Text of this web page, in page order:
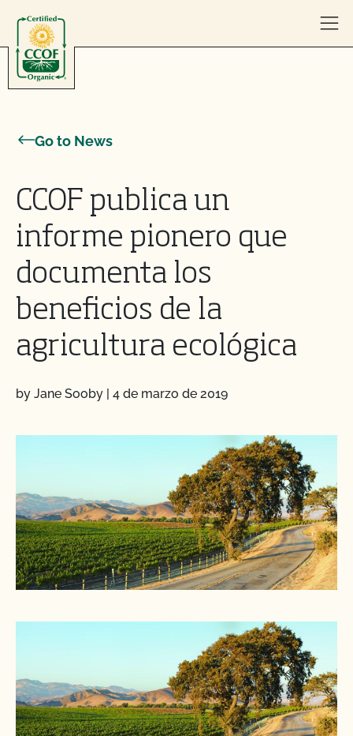
Go to News
CCOF publica un
informe pionero que
documenta los
beneficios de la
agricultura ecológica
by Jane Sooby | 4 de marzo de 2019